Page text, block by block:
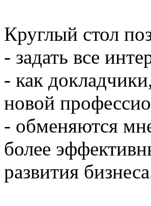
Круглый стол
- задать все
- как
новой
- обменяются
более
развития